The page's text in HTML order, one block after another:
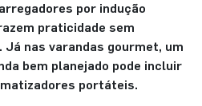
por indução
praticidade sem
nas varandas gourmet, um
bem planejado pode incluir
portáteis.